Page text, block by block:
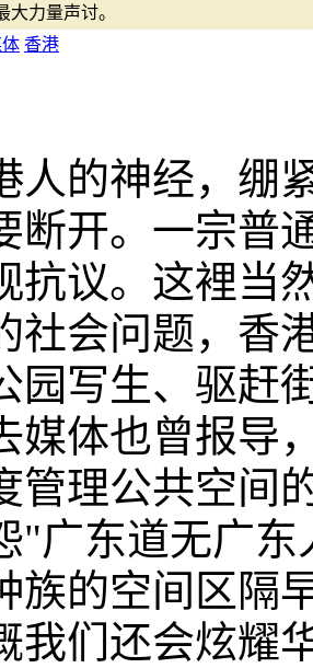
大力量声讨。
香港
人的神经，绷
断开。一宗普
抗议。这裡当
社会问题，香
园写生、驱赶
媒体也曾报导
管理公共空间
"广东道无广
族的空间区隔
我们还会炫耀